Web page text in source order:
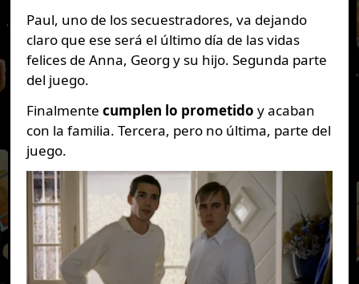
Paul, uno de los secuestradores, va dejando
claro que ese será el último día de las vidas
felices de Anna, Georg y su hijo. Segunda parte
del juego.
Finalmente cumplen lo prometido y acaban
con la familia. Tercera, pero no última, parte del
juego.